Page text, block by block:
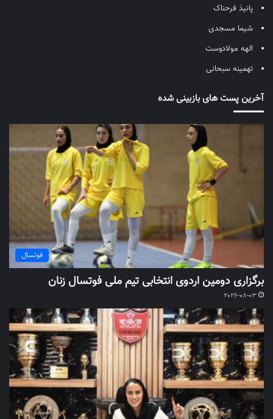
پانیذ فرحناک
شیما مسجدی
الهه مولادوست
تهمینه سبحانی
آخرین پست های بازبینی شده
فوتسال
برگزاری دومین اردوی انتخابی تیم ملی فوتسال زنان
2026-08-03